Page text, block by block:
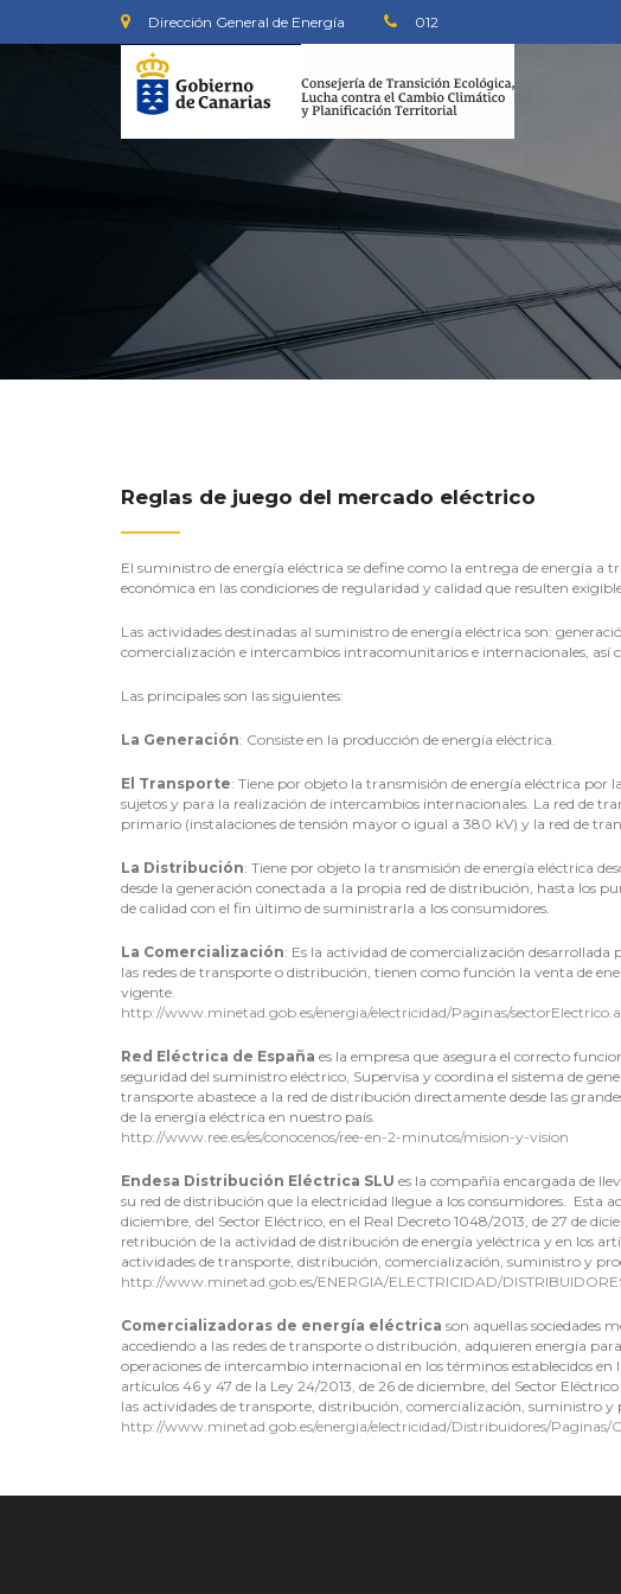
Dirección General de Energía 012
Reglas de juego del mercado eléctrico
El suministro de energía eléctrica se define como la entrega de energía
económica en las condiciones de regularidad y calidad que resulten
Las actividades destinadas al suministro de energía eléctrica son:
comercialización e intercambios intracomunitarios e internacionales, así
Las principales son las siguientes:
La Generación: Consiste en la producción de energía eléctrica.
El Transporte: Tiene por objeto la transmisión de energía eléctrica
sujetos y para la realización de intercambios internacionales. La red de
primario (instalaciones de tensión mayor o igual a 380 kV) y la red de
La Distribución: Tiene por objeto la transmisión de energía eléctrica
desde la generación conectada a la propia red de distribución, hasta los
de calidad con el fin último de suministrarla a los consumidores.
La Comercialización: Es la actividad de comercialización desarrollada
las redes de transporte o distribución, tienen como función la venta de
vigente.
http://www.minetad.gob.es/energia/electricidad/Paginas/
Red Eléctrica de España es la empresa que asegura el correcto
seguridad del suministro eléctrico, Supervisa y coordina el sistema de
transporte abastece a la red de distribución directamente desde las
de la energía eléctrica en nuestro país.
http://www.ree.es/es/conocenos/ree-en-2-minutos/mision-y-vision
Endesa Distribución Eléctrica SLU es la compañía encargada de
su red de distribución que la electricidad llegue a los consumidores. Esta
diciembre, del Sector Eléctrico, en el Real Decreto 1048/2013, de 27 de
retribución de la actividad de distribución de energía yeléctrica y en los
actividades de transporte, distribución, comercialización, suministro y
http://www.minetad.gob.es/ENERGIA/ELECTRICIDAD/
Comercializadoras de energía eléctrica son aquellas sociedades
accediendo a las redes de transporte o distribución, adquieren energía
operaciones de intercambio internacional en los términos establecidos
artículos 46 y 47 de la Ley 24/2013, de 26 de diciembre, del Sector
las actividades de transporte, distribución, comercialización, suministro
http://www.minetad.gob.es/energia/electricidad/Distribuidores/Paginas/